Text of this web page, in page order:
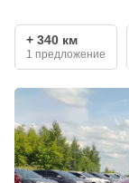
+ 340 км
1 предложение